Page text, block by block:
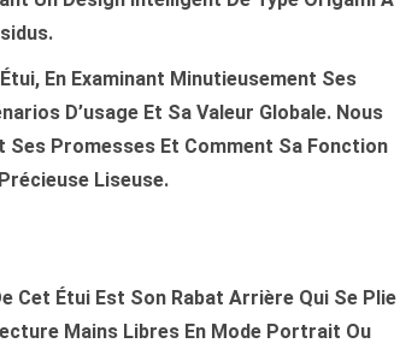
En Examinant Minutieusement Ses
D’usage Et Sa Valeur Globale. Nous
Promesses Et Comment Sa Fonction
Liseuse.
Cet Étui Est Son Rabat Arrière Qui Se Plie
Mains Libres En Mode Portrait Ou